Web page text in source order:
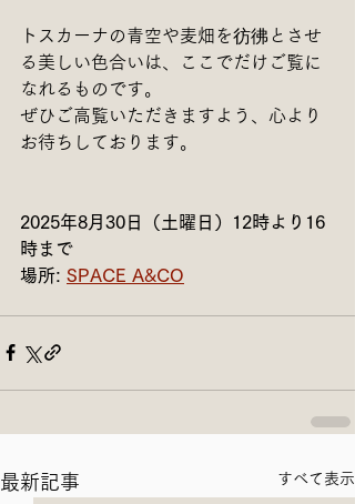
トスカーナの青空や麦畑を彷彿とさせ
る美しい色合いは、ここでだけご覧に
なれるものです。
ぜひご高覧いただきますよう、心より
お待ちしております。
2025年8月30日（土曜日）12時より16
時まで
場所: SPACE A&CO
最新記事 すべて表示